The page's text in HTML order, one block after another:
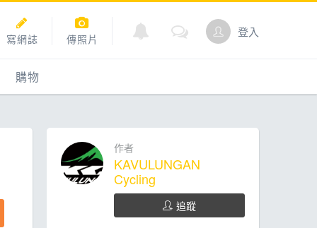
寫網誌 傳照片 登入
購物
作者
KAVULUNGAN
Cycling
追蹤